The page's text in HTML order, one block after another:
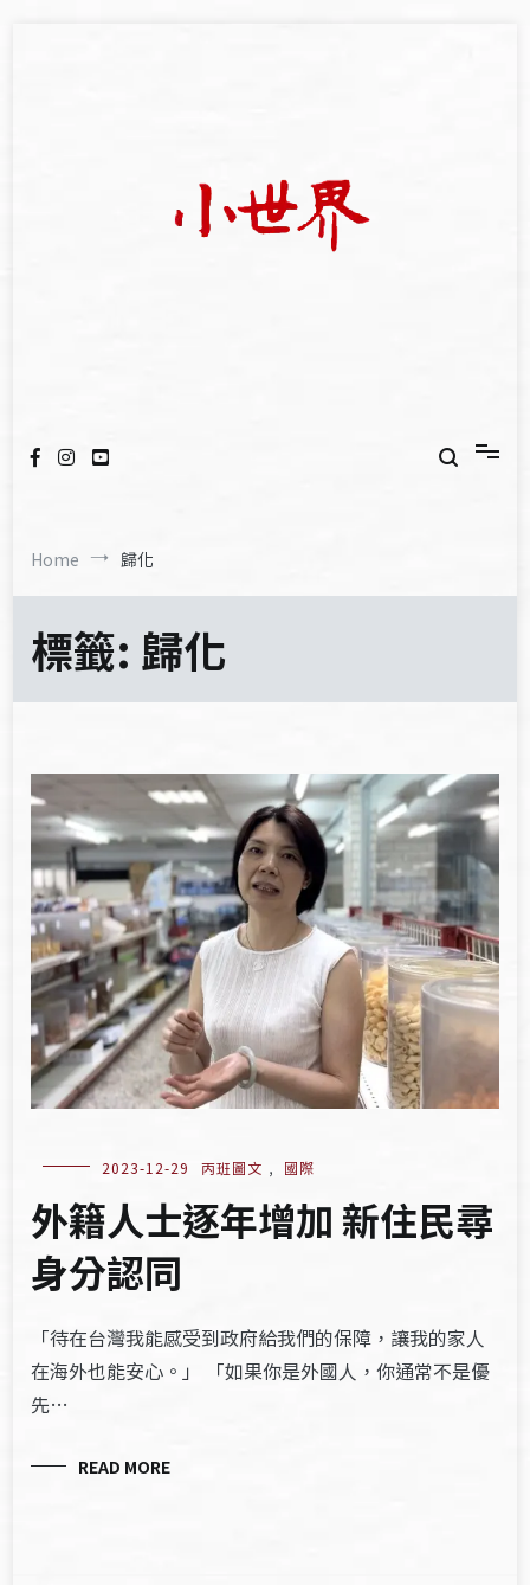
Home 歸化
標籤: 歸化
2023-12-29 丙班圖文 , 國際
外籍人士逐年增加 新住民尋
身分認同
「待在台灣我能感受到政府給我們的保障，讓我的家人
在海外也能安心。」 「如果你是外國人，你通常不是優
先…
READ MORE